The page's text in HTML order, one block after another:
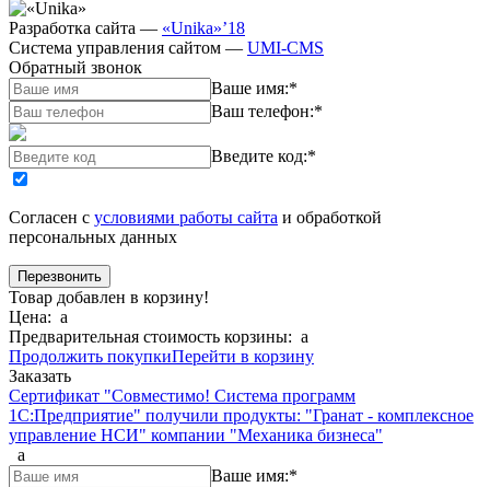
Разработка сайта — «Unika»’18
Система управления сайтом — UMI-CMS
Обратный звонок
Ваше имя:*
Ваш телефон:*
Введите код:*
Согласен с условиями работы сайта и обработкой
персональных данных
Товар добавлен в корзину!
Цена: a
Предварительная стоимость корзины: a
Продолжить покупкиПерейти в корзину
Заказать
Сертификат "Совместимо! Система программ
1С:Предприятие" получили продукты: "Гранат - комплексное
управление НСИ" компании "Механика бизнеса"
a
Ваше имя:*